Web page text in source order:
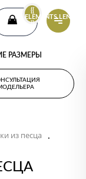
{{
ELEMENTS.LENGTH
}}
РАЗМЕРЫ
из песца .